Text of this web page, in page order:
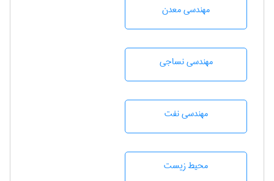
مهندسی معدن
مهندسي نساجی
مهندسی نفت
محيط زيست